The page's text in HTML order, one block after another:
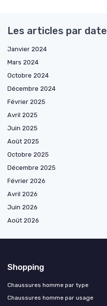
Les articles par date
Janvier 2024
Mars 2024
Octobre 2024
Décembre 2024
Février 2025
Avril 2025
Juin 2025
Août 2025
Octobre 2025
Décembre 2025
Février 2026
Avril 2026
Juin 2026
Août 2026
Shopping
Chaussures homme par type
Chaussures homme par usage